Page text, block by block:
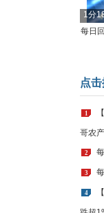
1分
每日
点
1
哥农
2
3
4